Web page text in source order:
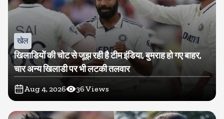
खेल
खिलाडियों की चोट से जूझ रही है टीम इंडिया, बुमराह हो गए बाहर,
चार अन्य खिलाडी पर भी लटकी तलवार
Aug 4, 2026 36Views